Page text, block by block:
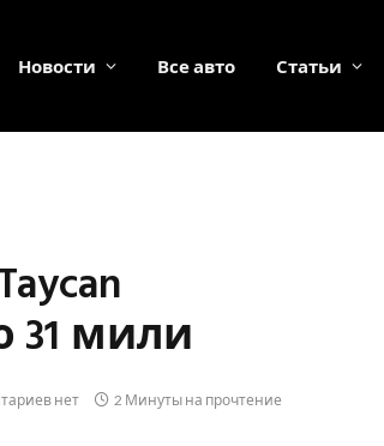
Новости Все авто Статьи
31 мили
нет 2 Минуты на прочтение